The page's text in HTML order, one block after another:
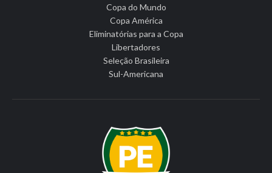
Copa do Mundo
Copa América
Eliminatórias para a Copa
Libertadores
Seleção Brasileira
Sul-Americana